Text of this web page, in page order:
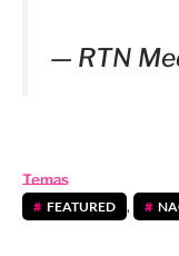
— RTN
Temas
FEATURED ,